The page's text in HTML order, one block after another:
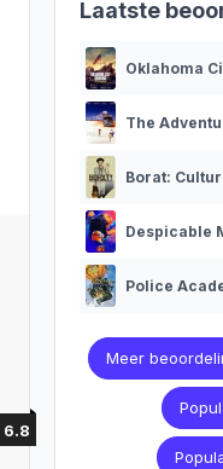
6.8
Laatste
Oklahoma City
The Adventures of
Borat: Cultural Learnings of America for
Despicable
Police Academy 4:
Meer